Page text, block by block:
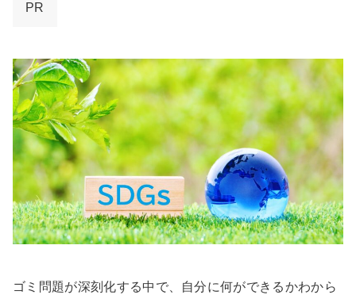
PR
ゴミ問題が深刻化する中で、自分に何ができるかわから